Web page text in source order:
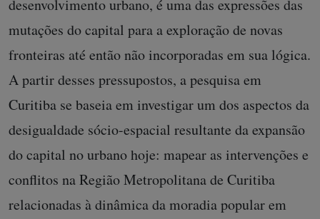
desenvolvimento urbano, é uma das expressões das
mutações do capital para a exploração de novas
fronteiras até então não incorporadas em sua lógica.
A partir desses pressupostos, a pesquisa em
Curitiba se baseia em investigar um dos aspectos da
desigualdade sócio-espacial resultante da expansão
do capital no urbano hoje: mapear as intervenções e
conflitos na Região Metropolitana de Curitiba
relacionadas à dinâmica da moradia popular em